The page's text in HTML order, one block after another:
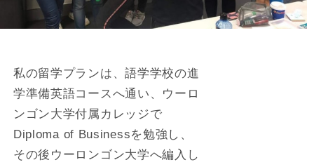
私の留学プランは、語学学校の進
学準備英語コースへ通い、ウーロ
ンゴン大学付属カレッジで
Diploma of Businessを勉強し、
その後ウーロンゴン大学へ編入し